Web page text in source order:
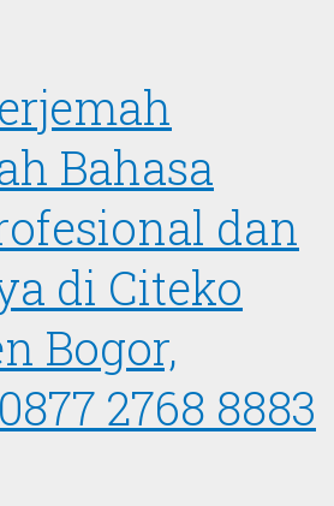
Bahasa
dan
di Citeko
Bogor,
2768 8883